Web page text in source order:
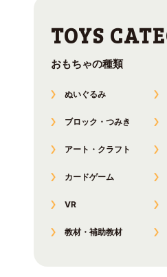
おもちゃの種類
ぬいぐるみ
ブロック・つみき
アート・クラフト
カードゲーム
VR
教材・補助教材